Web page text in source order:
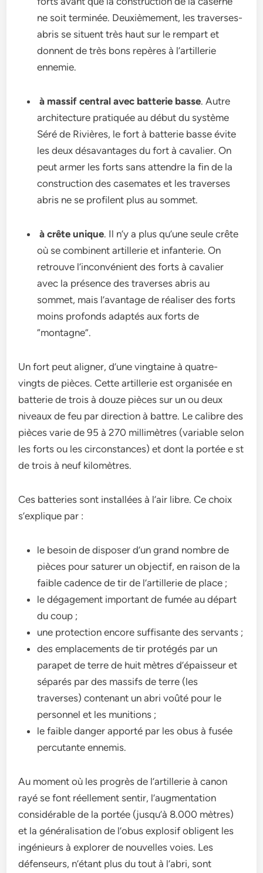
ne soit terminée. Deuxièmement, les traverses-
abris se situent très haut sur le rempart et
donnent de très bons repères à l’artillerie
ennemie.
à massif central avec batterie basse. Autre
architecture pratiquée au début du système
Séré de Rivières, le fort à batterie basse évite
les deux désavantages du fort à cavalier. On
peut armer les forts sans attendre la fin de la
construction des casemates et les traverses
abris ne se profilent plus au sommet.
à crête unique. Il n’y a plus qu’une seule crête
où se combinent artillerie et infanterie. On
retrouve l’inconvénient des forts à cavalier
avec la présence des traverses abris au
sommet, mais l’avantage de réaliser des forts
moins profonds adaptés aux forts de
“montagne”.
Un fort peut aligner, d’une vingtaine à quatre-
vingts de pièces. Cette artillerie est organisée en
batterie de trois à douze pièces sur un ou deux
niveaux de feu par direction à battre. Le calibre des
pièces varie de 95 à 270 millimètres (variable selon
les forts ou les circonstances) et dont la portée e st
de trois à neuf kilomètres.
Ces batteries sont installées à l’air libre. Ce choix
s’explique par :
le besoin de disposer d’un grand nombre de
pièces pour saturer un objectif, en raison de la
faible cadence de tir de l’artillerie de place ;
le dégagement important de fumée au départ
du coup ;
une protection encore suffisante des servants ;
des emplacements de tir protégés par un
parapet de terre de huit mètres d’épaisseur et
séparés par des massifs de terre (les
traverses) contenant un abri voûté pour le
personnel et les munitions ;
le faible danger apporté par les obus à fusée
percutante ennemis.
Au moment où les progrès de l’artillerie à canon
rayé se font réellement sentir, l’augmentation
considérable de la portée (jusqu’à 8.000 mètres)
et la généralisation de l’obus explosif obligent les
ingénieurs à explorer de nouvelles voies. Les
défenseurs, n’étant plus du tout à l’abri, sont